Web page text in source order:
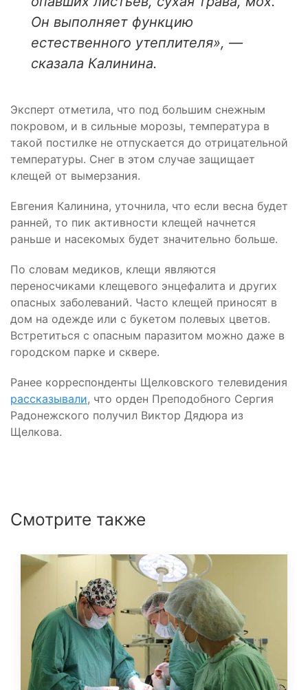
Он выполняет функцию
естественного утеплителя», —
сказала Калинина.
Эксперт отметила, что под большим снежным
покровом, и в сильные морозы, температура в
такой постилке не отпускается до отрицательной
температуры. Снег в этом случае защищает
клещей от вымерзания.
Евгения Калинина, уточнила, что если весна будет
ранней, то пик активности клещей начнется
раньше и насекомых будет значительно больше.
По словам медиков, клещи являются
переносчиками клещевого энцефалита и других
опасных заболеваний. Часто клещей приносят в
дом на одежде или с букетом полевых цветов.
Встретиться с опасным паразитом можно даже в
городском парке и сквере.
Ранее корреспонденты Щелковского телевидения
рассказывали, что орден Преподобного Сергия
Радонежского получил Виктор Дядюра из
Щелкова.
Смотрите также